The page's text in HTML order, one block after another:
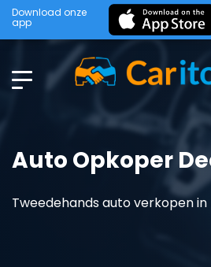
Download onze
app
Auto Opkoper
Tweedehands auto verkopen in